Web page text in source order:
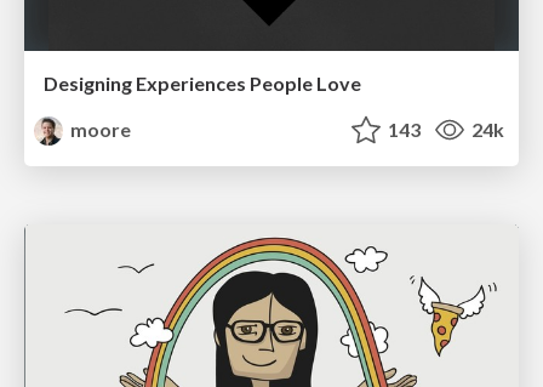
Designing Experiences People Love
moore
143 24k